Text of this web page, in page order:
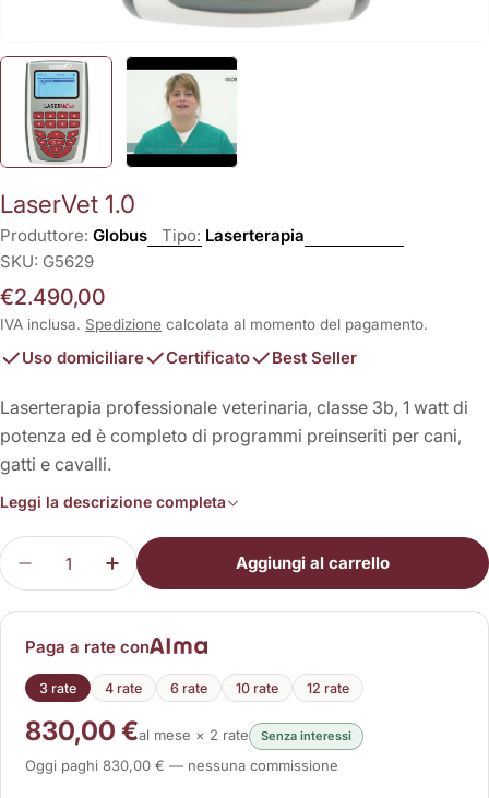
LaserVet 1.0
Produttore: Globus Tipo: Laserterapia
SKU: G5629
Prezzo
normale
€2.490,00
IVA inclusa. Spedizione calcolata al momento del pagamento.
Uso domiciliare Certificato Best Seller
Laserterapia professionale veterinaria, classe 3b, 1 watt di
potenza ed è completo di programmi preinseriti per cani,
gatti e cavalli.
Leggi la descrizione completa
Quantità
Diminuisci la quantità per LaserVet 1.0
Aumenta la quantità per LaserVet 1.0
Aggiungi al carrello
Paga a rate con
3 rate 4 rate 6 rate 10 rate 12 rate
830,00 €al mese × 2 rate Senza interessi
Oggi paghi 830,00 € — nessuna commissione